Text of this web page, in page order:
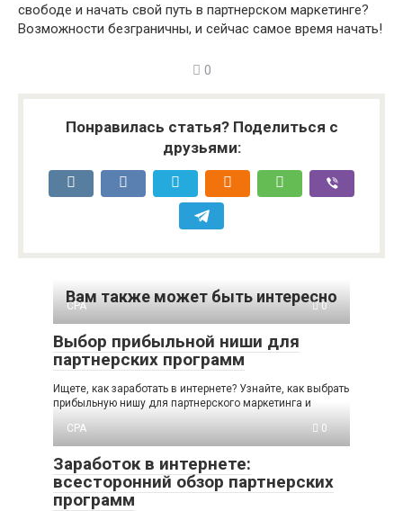
свободе и начать свой путь в партнерском маркетинге?
Возможности безграничны, и сейчас самое время начать!
0
Понравилась статья? Поделиться с
друзьями:
Вам также может быть интересно
CPA 0
Выбор прибыльной ниши для
партнерских программ
Ищете, как заработать в интернете? Узнайте, как выбрать
прибыльную нишу для партнерского маркетинга и
CPA
0
Заработок в интернете:
всесторонний обзор партнерских
программ